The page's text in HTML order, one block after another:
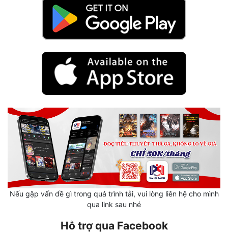
Khoa Huyễn Không Gian
Kỳ Ảo
Linh Dị
Làm Giàu
Lịch Sử
Mưu Mô
Nếu gặp vấn đề gì trong quá trình tải, vui lòng liên hệ cho mình
qua link sau nhé
Hỗ trợ qua Facebook